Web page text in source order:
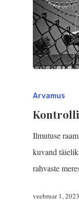
Arvamus
Ilmutuse
kuvand
rahvaste
veebruar 1, 2023